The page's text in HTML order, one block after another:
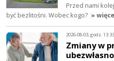
Przed nami
być bezlitośni. Wobec kogo? »
2026-08-03, godz. 13:33
Zmiany w